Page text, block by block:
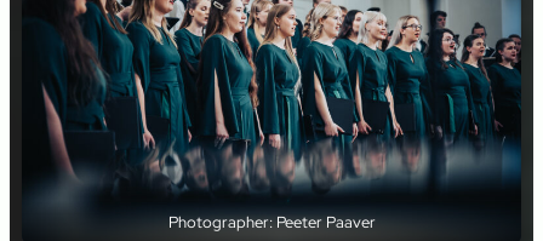
Photographer: Peeter Paaver